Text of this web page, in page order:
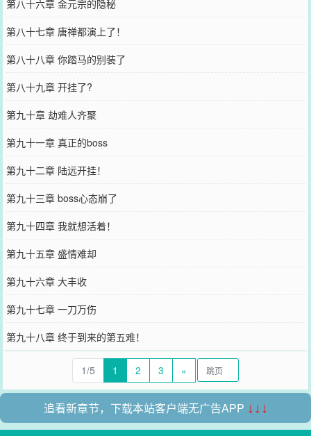
第八十六章 金元宗的隐秘
第八十七章 唐禅都演上了！
第八十八章 你踏马的别装了
第八十九章 开挂了?
第九十章 劫难人齐聚
第九十一章 真正的boss
第九十二章 陆远开挂！
第九十三章 boss心态崩了
第九十四章 我就想活着！
第九十五章 盛情难却
第九十六章 大丰收
第九十七章 一刀万伤
第九十八章 终于到来的第五难！
1/5 1 2 3 »
追看新章节，下载本站客户端无广告APP ↓↓↓